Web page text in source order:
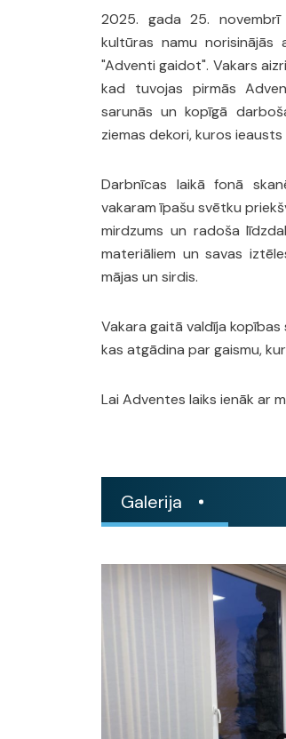
2025. gada 25.
kultūras namu norisinājās
"Adventi gaidot". Vakars
kad tuvojas pirmās
sarunās un kopīgā
ziemas dekori, kuros
Darbnīcas laikā fonā
vakaram īpašu svētku
mirdzums un radoša
materiāliem un savas
mājas un sirdis.
Vakara gaitā valdīja
kas atgādina par gaismu,
Lai Adventes laiks ienāk ar
Galerija